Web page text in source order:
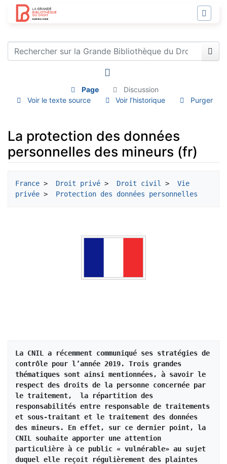
Page
Discussion
Voir le texte source
Voir l’historique Purger
La protection des données
personnelles des mineurs (fr)
France > Droit privé > Droit civil >
Vie
privée > Protection des données personnelles
La CNIL a récemment communiqué ses stratégies de
contrôle pour l’année 2019. Trois grandes
thématiques sont ainsi mentionnées, à savoir le
respect des droits de la personne concernée par
le traitement,  la répartition des
responsabilités entre responsable de traitements
et sous-traitant et le traitement des données
des mineurs. En effet, sur ce dernier point, la
CNIL souhaite apporter une attention
particulière à ce public « vulnérable» au sujet
duquel elle reçoit régulièrement des plaintes